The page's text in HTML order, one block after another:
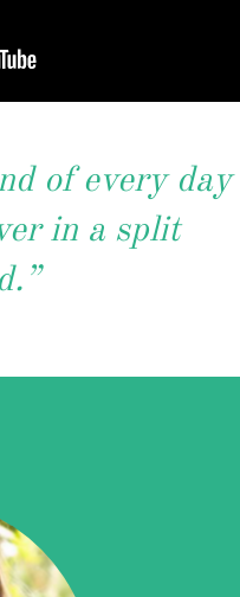
of every day
in a split